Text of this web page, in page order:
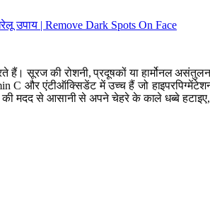
हैं। सूरज की रोशनी, प्रदूषकों या हार्मोनल
और एंटीऑक्सिडेंट में उच्च हैं जो
मदद से आसानी से अपने चेहरे के काले धब्बे हटाइए,